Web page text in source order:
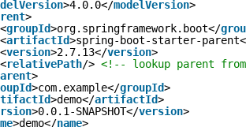
>4.0.0</modelVersion>
>
<groupId>org.springframework.boot</
<artifactId>spring-boot-starter-
<version>2.7.13</version>
<relativePath/> <!-- lookup parent
>
>com.example</groupId>
>demo</artifactId>
>0.0.1-SNAPSHOT</version>
>demo</name>